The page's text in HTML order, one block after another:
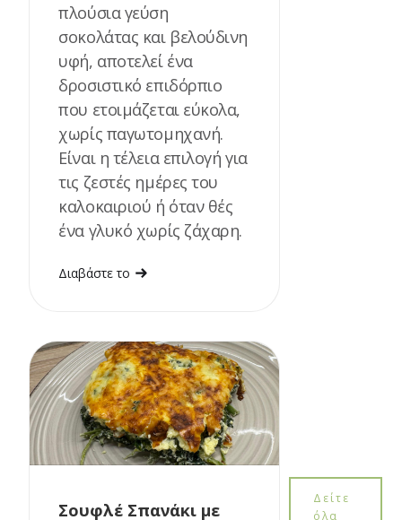
πλούσια γεύση
σοκολάτας και βελούδινη
υφή, αποτελεί ένα
δροσιστικό επιδόρπιο
που ετοιμάζεται εύκολα,
χωρίς παγωτομηχανή.
Είναι η τέλεια επιλογή για
τις ζεστές ημέρες του
καλοκαιριού ή όταν θές
ένα γλυκό χωρίς ζάχαρη.
Διαβάστε το
Σουφλέ Σπανάκι με
Δείτε
όλα